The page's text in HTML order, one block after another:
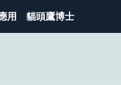
用 貓頭鷹博士